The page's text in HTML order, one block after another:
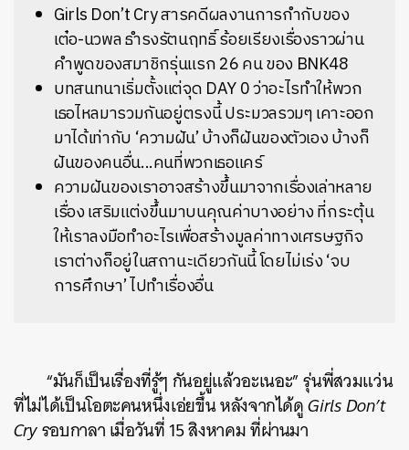
Girls Don’t Cry สารคดีผลงานการกำกับของ
เต๋อ-นวพล ธำรงรัตนฤทธิ์ ร้อยเรียงเรื่องราวผ่าน
คำพูดของสมาชิกรุ่นแรก 26 คน ของ BNK48
บทสนทนาเริ่มตั้งแต่จุด DAY 0 ว่าอะไรทำให้พวก
เธอไหลมารวมกันอยู่ตรงนี้ ประมวลรวมๆ เคาะออก
มาได้เท่ากับ ‘ความฝัน’ บ้างก็ฝันของตัวเอง บ้างก็
ฝันของคนอื่น...คนที่พวกเธอแคร์
ความฝันของเราอาจสร้างขึ้นมาจากเรื่องเล่าหลาย
เรื่อง เสริมแต่งขึ้นมาบนคุณค่าบางอย่าง ที่กระตุ้น
ให้เราลงมือทำอะไรเพื่อสร้างมูลค่าทางเศรษฐกิจ
เราต่างก็อยู่ในสถานะเดียวกันนี้ โดยไม่เร่ง ‘จบ
การศึกษา’ ไปทำเรื่องอื่น
“มันก็เป็นเรื่องที่รู้ๆ กันอยู่แล้วอะเนอะ” รุ่นพี่สวมแว่น
ที่ไม่ได้เป็นโอตะคนหนึ่งเอ่ยขึ้น หลังจากได้ดูGirls Don’t
Cryรอบกาลา เมื่อวันที่ 15 สิงหาคม ที่ผ่านมา